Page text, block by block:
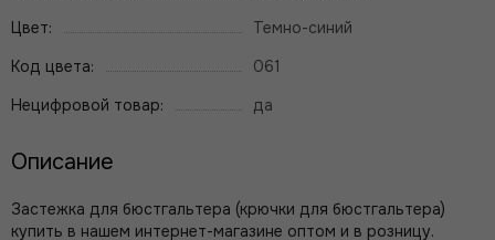
Цвет:
Темно-синий
Код цвета:
061
Нецифровой товар:
да
Описание
Застежка для бюстгальтера (крючки для бюстгальтера)
купить в нашем интернет-магазине оптом и в розницу.